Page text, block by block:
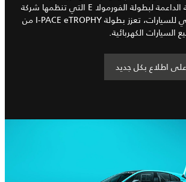
السلسلة الأساسية الداعمة لبطولة الفورمولا E التي تنظمها شركة
ABB والاتحاد الدولي للسيارات، تعزز بطولة I‑PACE eTROPHY من
السيارات الكهربائية.
على اطلاع بكل جديد